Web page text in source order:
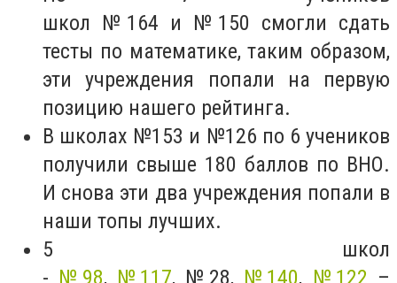
школ №164 и №150 смогли сдать
тесты по математике, таким образом,
эти учреждения попали на первую
позицию нашего рейтинга.
В школах №153 и №126 по 6 учеников
получили свыше 180 баллов по ВНО.
И снова эти два учреждения попали в
наши топы лучших.
5 школ